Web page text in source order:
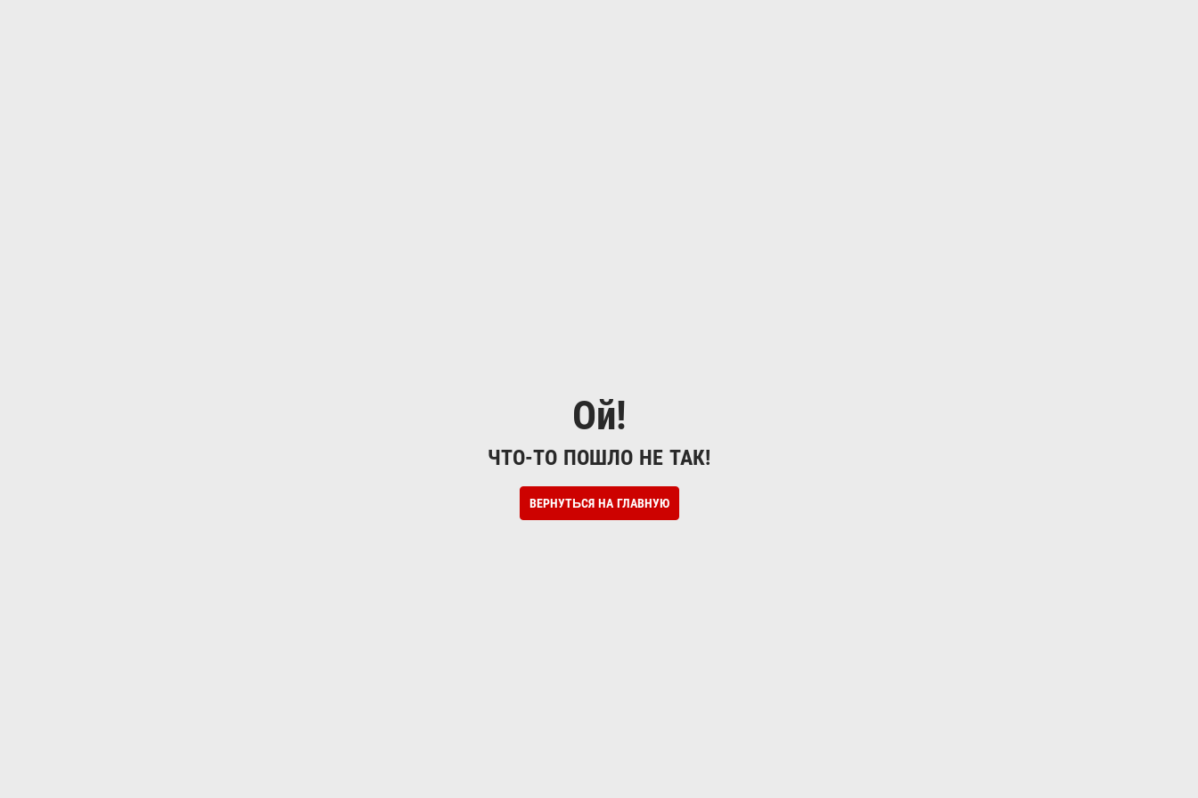
Ой!
ЧТО-ТО ПОШЛО НЕ ТАК!
ВЕРНУТЬСЯ НА ГЛАВНУЮ